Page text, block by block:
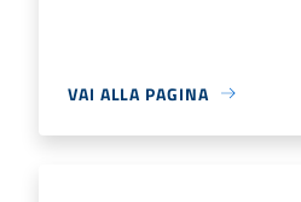
VAI ALLA PAGINA